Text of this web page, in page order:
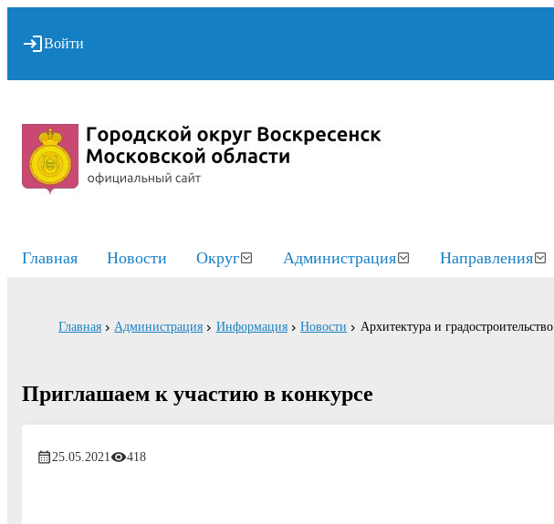
Войти
Главная Новости Округ Администрация Направления
Главная Администрация Информация Новости Архитектура и градостроительство
Приглашаем к участию в конкурсе
25.05.2021 418